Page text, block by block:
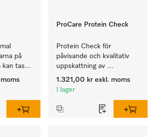
på
kan tas
ProCare Protein Check
Protein Check för
påvisande och kvalitativ
uppskattning av
eventuella processrester.
1.321,00 kr exkl. moms
I lager